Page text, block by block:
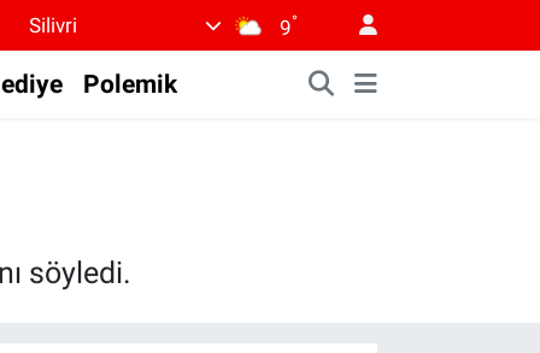
Silivri 9°
Polemik
söyledi.